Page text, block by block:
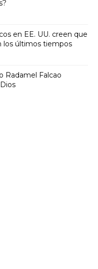
en EE. UU. creen que
los últimos tiempos
Radamel Falcao